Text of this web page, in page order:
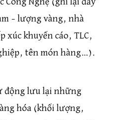
Công Nghệ (ghi lại đầy
– lượng vàng, nhà
xúc khuyến cáo, TLC,
tên món hàng…).
động lưu lại những
hóa (khối lượng,